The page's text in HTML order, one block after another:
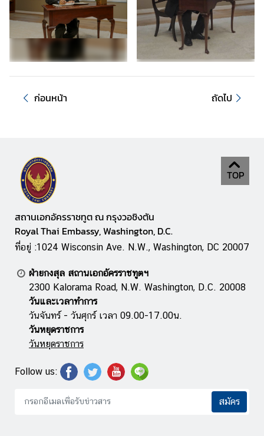
พั
ธ์
ไ
ฐ
ฯ
บ
ริ
ก
า
ก
ง
สุ
ล
อ
ล
ก่อนหน้า ถัดไป
TOP
สถานเอกอัครราชทูต ณ กรุงวอชิงตัน
Royal Thai Embassy, Washington, D.C.
ที่อยู่ :1024 Wisconsin Ave. N.W., Washington, DC 20007
ฝ่ายกงสุล สถานเอกอัครราชทูตฯ
2300 Kalorama Road, N.W. Washington, D.C. 20008
วันและเวลาทำการ
วันจันทร์ - วันศุกร์ เวลา 09.00-17.00น.
วันหยุดราชการ
วันหยุดราชการ
Follow us:
สมัคร